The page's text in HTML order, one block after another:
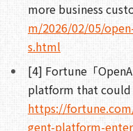
more business
m/2026/02/05/
s.html
[4] Fortune「
platform that could
https://
gent-platform-